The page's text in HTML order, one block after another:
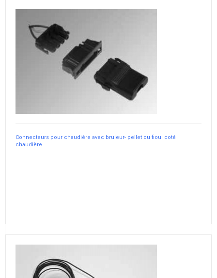
Connecteurs pour chaudière avec bruleur- pellet ou fioul coté
chaudière